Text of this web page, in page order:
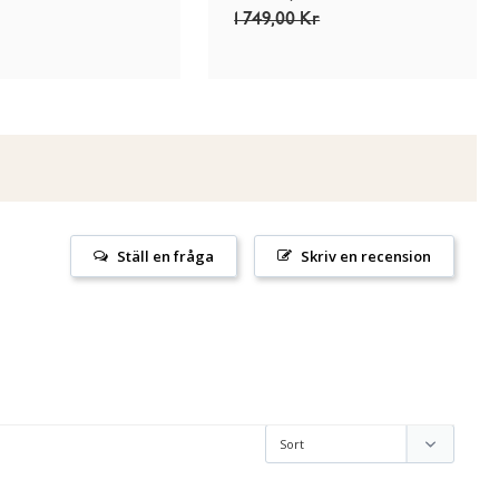
1 749,00 Kr
Skriv en recension
Ställ en fråga